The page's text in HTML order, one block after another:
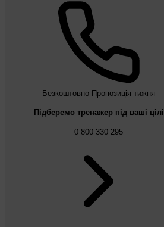
Безкоштовно Пропозиція тижня
Підберемо тренажер під ваші цілі
0 800 330 295